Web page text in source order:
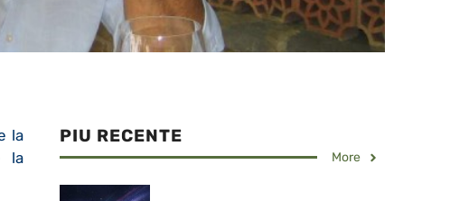
la
la
PIU RECENTE
More